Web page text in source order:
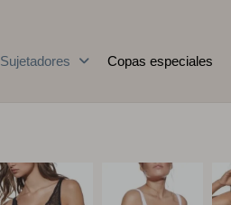
Sujetadores Copas especiales